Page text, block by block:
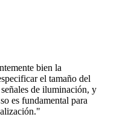
bien la
el tamaño del
de iluminación, y
es fundamental para
"